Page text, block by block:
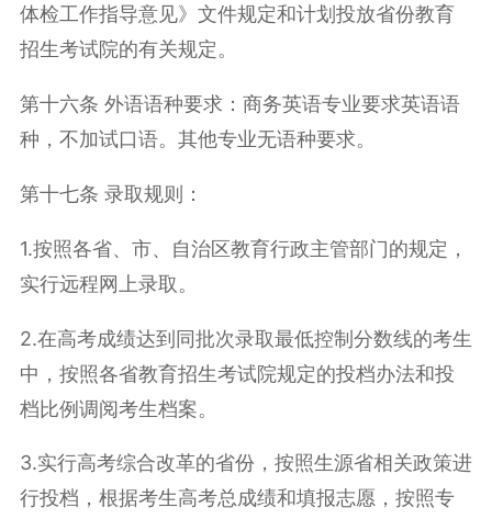
体检工作指导意见》文件规定和计划投放省份教育
招生考试院的有关规定。
第十六条 外语语种要求：商务英语专业要求英语语
种，不加试口语。其他专业无语种要求。
第十七条 录取规则：
1.按照各省、市、自治区教育行政主管部门的规定，
实行远程网上录取。
2.在高考成绩达到同批次录取最低控制分数线的考生
中，按照各省教育招生考试院规定的投档办法和投
档比例调阅考生档案。
3.实行高考综合改革的省份，按照生源省相关政策进
行投档，根据考生高考总成绩和填报志愿，按照专